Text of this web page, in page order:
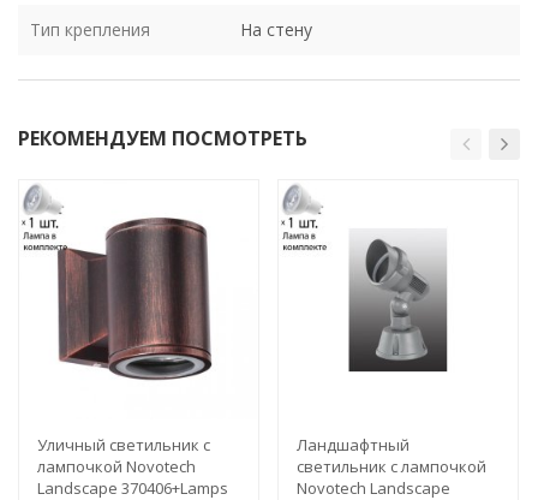
Тип крепления На стену
РЕКОМЕНДУЕМ ПОСМОТРЕТЬ
Уличный светильник с
лампочкой Novotech
Landscape 370406+Lamps
Ландшафтный
светильник с лампочкой
Novotech Landscape